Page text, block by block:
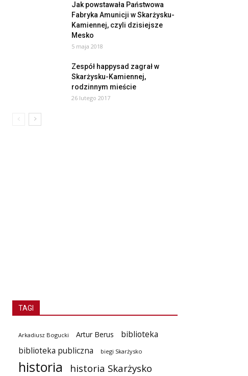
Jak powstawała Państwowa
Fabryka Amunicji w Skarżysku-
Kamiennej, czyli dzisiejsze
Mesko
5 maja 2018
Zespół happysad zagrał w
Skarżysku-Kamiennej,
rodzinnym mieście
26 lutego 2017
TAGI
Arkadiusz Bogucki Artur Berus
biblioteka
biblioteka publiczna
biegi Skarżysko
historia historia Skarżysko